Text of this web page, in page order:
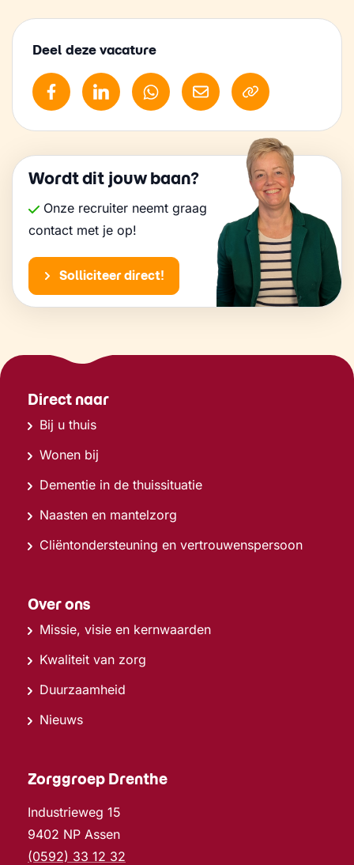
Deel deze vacature
Wordt dit jouw baan?
Onze recruiter neemt graag
contact met je op!
Solliciteer direct!
Direct naar
Bij u thuis
Wonen bij
Dementie in de thuissituatie
Naasten en mantelzorg
Cliëntondersteuning en vertrouwenspersoon
Over ons
Missie, visie en kernwaarden
Kwaliteit van zorg
Duurzaamheid
Nieuws
Zorggroep Drenthe
Industrieweg 15
9402 NP Assen
(0592) 33 12 32